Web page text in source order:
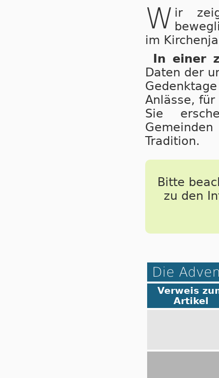
W ir
im
In einer
Daten der
Anlässe,
Sie
Tradition.
Bitte
zu den
Die
Verweis
Artikel